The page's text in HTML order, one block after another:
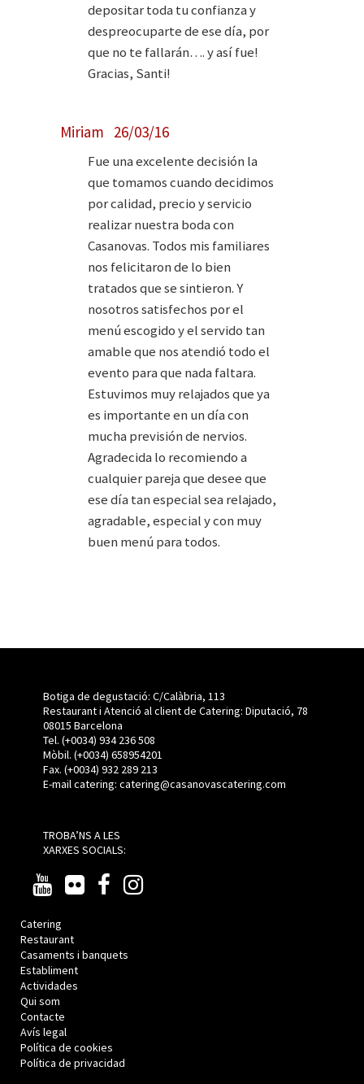
depositar toda tu confianza y
despreocuparte de ese día, por
que no te fallarán…. y así fue!
Gracias, Santi!
Miriam 26/03/16
Fue una excelente decisión la
que tomamos cuando decidimos
por calidad, precio y servicio
realizar nuestra boda con
Casanovas. Todos mis familiares
nos felicitaron de lo bien
tratados que se sintieron. Y
nosotros satisfechos por el
menú escogido y el servido tan
amable que nos atendió todo el
evento para que nada faltara.
Estuvimos muy relajados que ya
es importante en un día con
mucha previsión de nervios.
Agradecida lo recomiendo a
cualquier pareja que desee que
ese día tan especial sea relajado,
agradable, especial y con muy
buen menú para todos.
Botiga de degustació: C/Calàbria, 113
Restaurant i Atenció al client de Catering: Diputació, 78
08015 Barcelona
Tel. (+0034) 934 236 508
Mòbil. (+0034) 658954201
Fax. (+0034) 932 289 213
E-mail catering: catering@casanovascatering.com
TROBA’NS A LES
XARXES SOCIALS:
Catering
Restaurant
Casaments i banquets
Establiment
Actividades
Qui som
Contacte
Avís legal
Política de cookies
Política de privacidad